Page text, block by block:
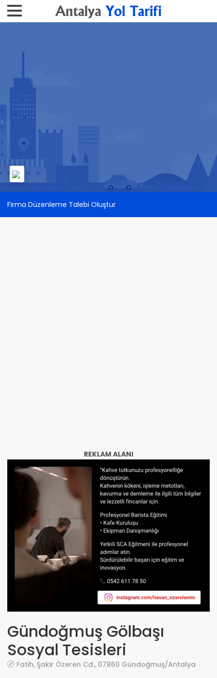
Firma Düzenleme Talebi Oluştur
REKLAM ALANI
Gündoğmuş Gölbaşı
Sosyal Tesisleri
Fatih, Şakir Özeren Cd., 07860 Gündoğmuş/Antalya